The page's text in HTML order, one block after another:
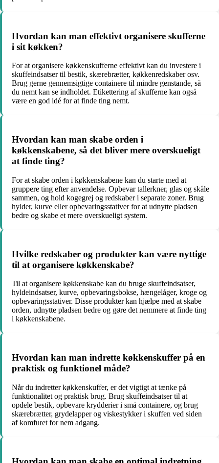
Hvordan kan man effektivt organisere skufferne
i sit køkken?
For at organisere køkkenskufferne effektivt kan du investere i
skuffeindsatser til bestik, skærebrætter, køkkenredskaber osv.
Brug gerne gennemsigtige containere til mindre genstande, så
du nemt kan se indholdet. Etikettering af skufferne kan også
være en god idé for at finde ting nemt.
Hvordan kan man skabe orden i
køkkenskabene, så det bliver mere overskueligt
at finde ting?
For at skabe orden i køkkenskabene kan du starte med at
gruppere ting efter anvendelse. Opbevar tallerkner, glas og skåle
sammen, og hold kogegrej og redskaber i separate zoner. Brug
hylder, kurve eller opbevaringsstativer for at udnytte pladsen
bedre og skabe et mere overskueligt system.
Hvilke redskaber og produkter kan være nyttige
til at organisere køkkenskabe?
Til at organisere køkkenskabe kan du bruge skuffeindsatser,
hyldeindsatser, kurve, opbevaringsbokse, hængelåger, kroge og
opbevaringsstativer. Disse produkter kan hjælpe med at skabe
orden, udnytte pladsen bedre og gøre det nemmere at finde ting
i køkkenskabene.
Hvordan kan man indrette køkkenskuffer på en
praktisk og funktionel måde?
Når du indretter køkkenskuffer, er det vigtigt at tænke på
funktionalitet og praktisk brug. Brug skuffeindsatser til at
opdele bestik, opbevare krydderier i små containere, og brug
skærebrætter, grydelapper og viskestykker i skuffen ved siden
af komfuret for nem adgang.